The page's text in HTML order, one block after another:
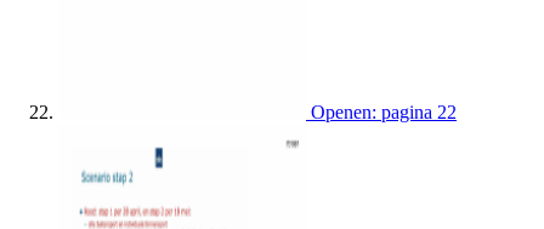
Openen: pagina 22